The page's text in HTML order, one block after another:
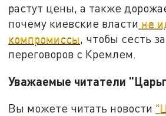
растут цены, а также
почему киевские власти не
компромиссы, чтобы сесть
переговоров с Кремлем.
Уважаемые читатели
Вы можете читать новости